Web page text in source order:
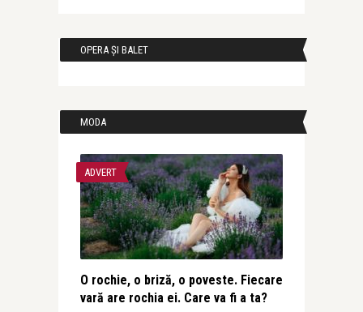
OPERA ȘI BALET
MODA
ADVERT
O rochie, o briză, o poveste. Fiecare
vară are rochia ei. Care va fi a ta?